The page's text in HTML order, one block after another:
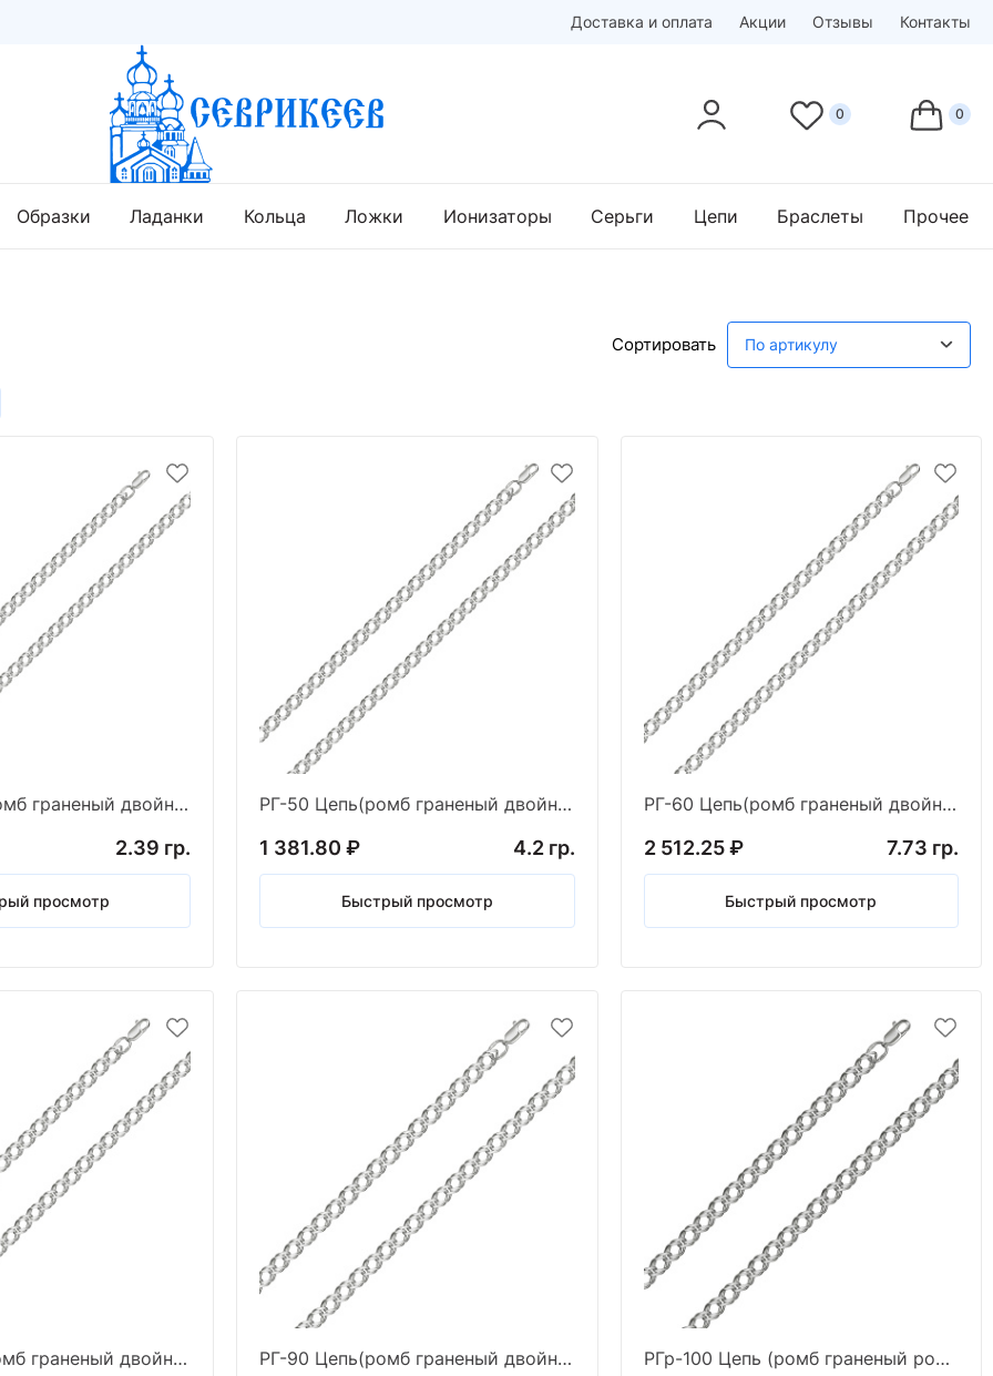
Доставка и оплата Акции Отзывы Контакты
Образки Ладанки Кольца Ложки Ионизаторы Серьги Цепи Браслеты Прочее
РГ-35 Цепь(ромб граненый двойной) (Ag 925)
2.39 гр.
просмотр
РГ-50 Цепь(ромб граненый двойной) (Ag 925*)
1 381.80 ₽ 4.2 гр.
Быстрый просмотр
РГ-60 Цепь(ромб граненый двойной) (Аg925*)
2 512.25 ₽ 7.73 гр.
Быстрый просмотр
РГ-70 Цепь(ромб граненый двойной) (Ag 925) РГ-90 Цепь(ромб граненый двойной) (Ag 925) РГр-100 Цепь (ромб граненый родированный) (Ag 925)